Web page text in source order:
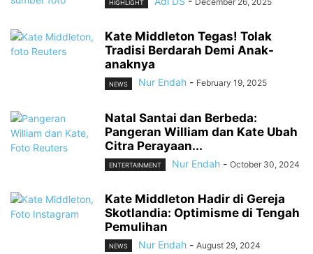
HIGHLIGHT
Kate Middleton Tegas! Tolak
Tradisi Berdarah Demi Anak-
anaknya
NEWS Nur Endah - February 19, 2025
Natal Santai dan Berbeda:
Pangeran William dan Kate Ubah
Citra Perayaan...
ENTERTAINMENT Nur Endah - October 30, 2024
Kate Middleton Hadir di Gereja
Skotlandia: Optimisme di Tengah
Pemulihan
NEWS Nur Endah - August 29, 2024